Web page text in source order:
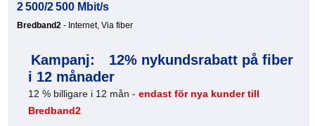
2 500/2 500 Mbit/s
Bredband2 - Internet, Via fiber
Kampanj:
12% nykundsrabatt på fiber
i 12 månader
12 % billigare i 12 mån - endast för nya kunder till
Bredband2